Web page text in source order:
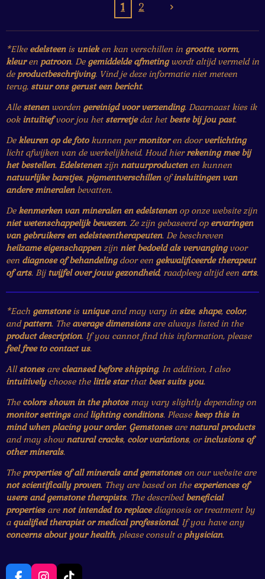
1 2
*Elke edelsteenis unieken kan verschillen in grootte, vorm,
kleuren patroon. De gemiddelde afmetingwordt altijd vermeld in
de productbeschrijving. Vind je deze informatie niet meteen
terug, stuur ons gerust een bericht.
Alle stenenworden gereinigd voor verzending. Daarnaast kies ik
ook intuïtiefvoor jou het sterretjedat het beste bij jou past.
Dekleuren op de fotokunnen permonitoren doorverlichting
licht afwijken van de werkelijkheid. Houd hierrekening mee bij
het bestellen. Edelstenenzijn natuurproductenen kunnen
natuurlijke barstjes, pigmentverschillenofinsluitingen van
andere mineralenbevatten.
Dekenmerken van mineralen en edelstenenop onze website zijn
niet wetenschappelijk bewezen. Ze zijn gebaseerd op ervaringen
van gebruikers en edelsteentherapeuten. De beschreven
heilzame eigenschappenzijn niet bedoeld als vervangingvoor
een diagnose of behandelingdoor een gekwalificeerde therapeut
of arts. Bijtwijfel over jouw gezondheid, raadpleeg altijd een arts.
*Each gemstoneis uniqueand may vary in size, shape, color,
andpattern. The average dimensionsare always listed in the
product description. If you cannot find this information, please
feel free to contact us.
Allstonesare cleansed before shipping. In addition, I also
intuitivelychoose the little starthat best suits you.
The colors shown in the photosmay vary slightly depending on
monitor settingsandlighting conditions. Pleasekeep this in
mind when placing your order. Gemstonesarenatural products
and may shownatural cracks, color variations, orinclusions of
other minerals.
The properties of all minerals and gemstoneson our website are
not scientifically proven. They are based on the experiences of
users and gemstone therapists. The describedbeneficial
propertiesarenot intended to replacediagnosis or treatment by
a qualified therapist or medical professional. If you have any
concerns about your health, please consult a physician.